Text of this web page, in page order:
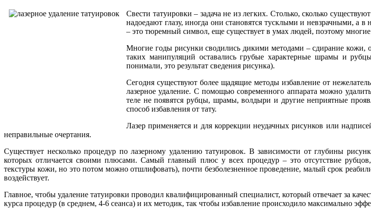
Свести татуировки – задача не из легких. Столько, сколько
надоедают глазу, иногда они становятся тусклыми и невзрачными, а в
– это тюремный символ, еще существует в умах людей, поэтому
Многие годы рисунки сводились дикими методами – сдирание кожи,
таких манипуляций оставались грубые характерные шрамы и
понимали, это результат сведения рисунка).
Сегодня существуют более щадящие методы избавление от
лазерное удаление. С помощью современного аппарата можно
теле не появятся рубцы, шрамы, волдыри и другие неприятные
способ избавления от тату.
Лазер применяется и для коррекции неудачных рисунков или
неправильные очертания.
Существует несколько процедур по лазерному удалению татуировок. В зависимости от глубины
которых отличается своими плюсами. Самый главный плюс у всех процедур – это отсутствие
текстуры кожи, но это потом можно отшлифовать), почти безболезненное проведение, малый срок
воздействует.
Главное, чтобы удаление татуировки проводил квалифицированный специалист, который отвечает за
курса процедур (в среднем, 4-6 сеанса) и их методик, так чтобы избавление происходило максимально